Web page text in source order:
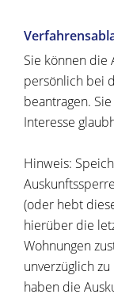
Sie können die
persönlich bei
beantragen.
Interesse
Hinweis:
(oder hebt
hierüber die
Wohnungen
unverzüglich
haben die